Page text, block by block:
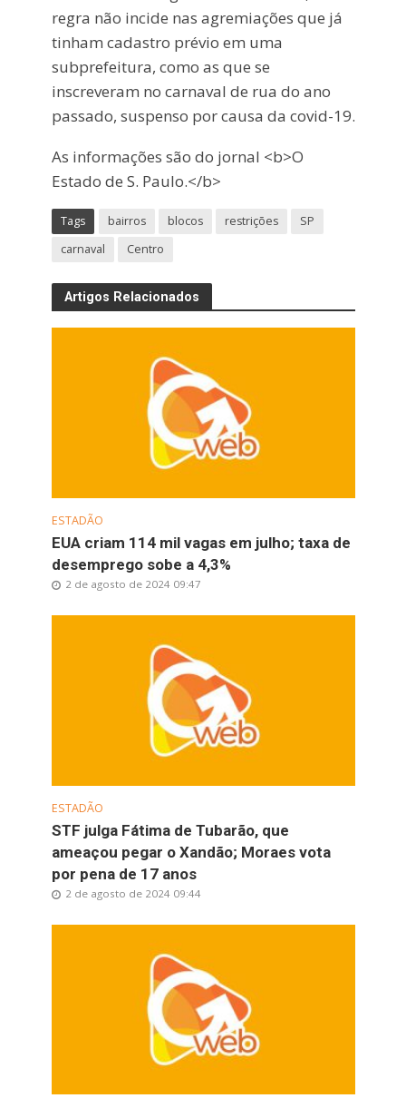
regra não incide nas agremiações que já
tinham cadastro prévio em uma
subprefeitura, como as que se
inscreveram no carnaval de rua do ano
passado, suspenso por causa da covid-19.
As informações são do jornal <b>O
Estado de S. Paulo.</b>
Tags bairros blocos restrições
SP
carnaval
Centro
Artigos Relacionados
ESTADÃO
EUA criam 114 mil vagas em julho; taxa de
desemprego sobe a 4,3%
2 de agosto de 2024 09:47
ESTADÃO
STF julga Fátima de Tubarão, que
ameaçou pegar o Xandão; Moraes vota
por pena de 17 anos
2 de agosto de 2024 09:44